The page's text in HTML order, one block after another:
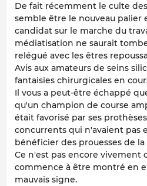
De fait récemment le culte
semble être le nouveau palier
candidat sur le marche du
médiatisation ne saurait
relégué avec les êtres
Avis aux amateurs de seins
fantaisies chirurgicales en
Il vous a peut-être échappé
qu'un champion de course
était favorisé par ses
concurrents qui n'avaient pas
bénéficier des prouesses de
Ce n'est pas encore vivement
commence à être montré en
mauvais signe.